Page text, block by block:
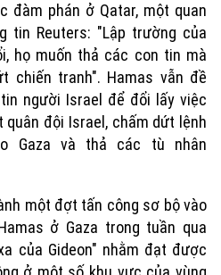
đàm phán ở Qatar, một quan
tin Reuters: "Lập trường của
họ muốn thả các con tin mà
chiến tranh". Hamas vẫn đề
người Israel để đổi lấy việc
đội Israel, chấm dứt lệnh
Gaza và thả các tù nhân
một đợt tấn công sơ bộ vào
ở Gaza trong tuần qua
của Gideon" nhằm đạt được